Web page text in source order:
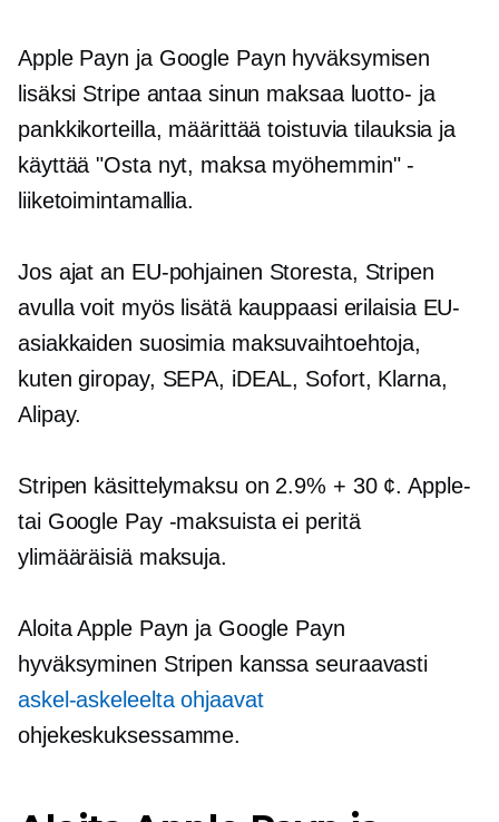
Apple Payn ja Google Payn hyväksymisen
lisäksi Stripe antaa sinun maksaa luotto- ja
pankkikorteilla, määrittää toistuvia tilauksia ja
käyttää "Osta nyt, maksa myöhemmin" -
liiketoimintamallia.
Jos ajat an EU-pohjainen Storesta, Stripen
avulla voit myös lisätä kauppaasi erilaisia ​​EU-
asiakkaiden suosimia maksuvaihtoehtoja,
kuten giropay, SEPA, iDEAL, Sofort, Klarna,
Alipay.
Stripen käsittelymaksu on 2.9% + 30 ¢. Apple-
tai Google Pay -maksuista ei peritä
ylimääräisiä maksuja.
Aloita Apple Payn ja Google Payn
hyväksyminen Stripen kanssa seuraavasti
askel-askeleeltaohjaavat
ohjekeskuksessamme.